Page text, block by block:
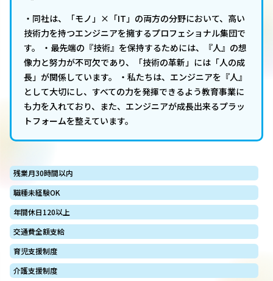
・同社は、「モノ」×「IT」の両方の分野において、高い
技術力を持つエンジニアを擁するプロフェショナル集団で
す。 ・最先端の『技術』を保持するためには、『人』の想
像力と努力が不可欠であり、「技術の革新」には「人の成
長」が関係しています。 ・私たちは、エンジニアを『人』
として大切にし、すべての力を発揮できるよう教育事業に
も力を入れており、また、エンジニアが成長出来るプラッ
トフォームを整えています。
残業月30時間以内
職種未経験OK
年間休日120以上
交通費全額支給
育児支援制度
介護支援制度